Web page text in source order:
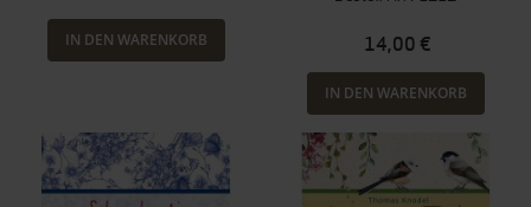
IN DEN WARENKORB 14,00 €
IN DEN WARENKORB